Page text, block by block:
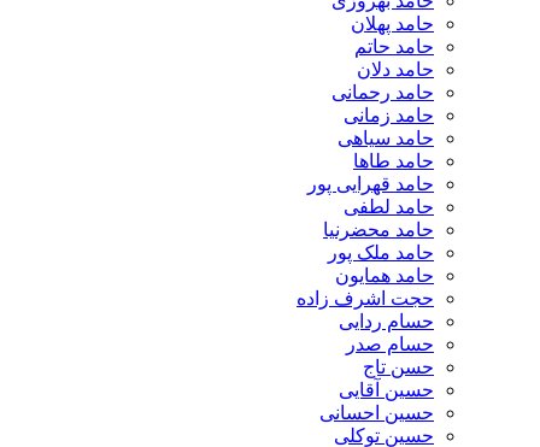
حامد پهلان
حامد حاتم
حامد دلان
حامد رحمانی
حامد زمانی
حامد سیاهی
حامد طاها
حامد قهرایی پور
حامد لطفی
حامد محضرنیا
حامد ملک پور
حامد همایون
حجت اشرف زاده
حسام ردایی
حسام صدر
حسن تاج
حسین آقایی
حسین احسانی
حسین توکلی